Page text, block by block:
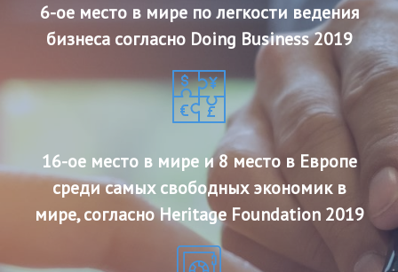
6-ое место в мире по легкости ведения
бизнеса согласно Doing Business 2019
16-ое место в мире и 8 место в Европе
среди самых свободных экономик в
мире, согласно Heritage Foundation 2019